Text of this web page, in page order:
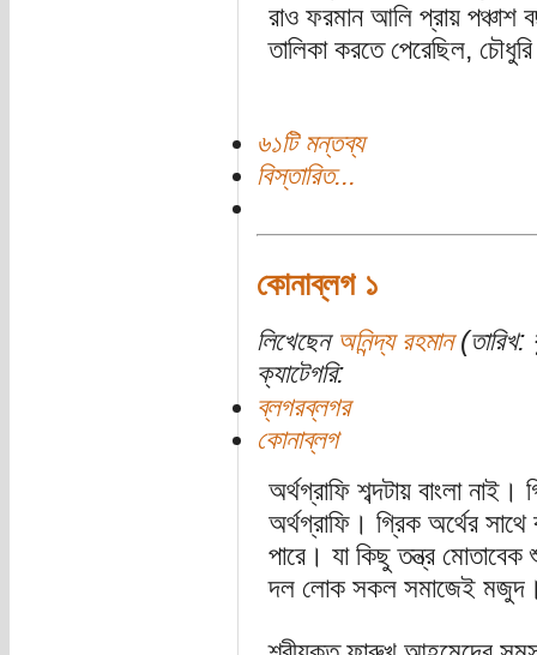
রাও ফরমান আলি প্রায়
তালিকা করতে পেরেছিল,
৬১টি মন্তব্য
বিস্তারিত...
কোনাব্লগ ১
লিখেছেন অনিন্দ্য রহমান(তারিখ:
ক্যাটেগরি:
ব্লগরব্লগর
কোনাব্লগ
অর্থগ্রাফি শব্দটায় বাংলা
অর্থগ্রাফি। গ্রিক অর্থের সাথে
পারে। যা কিছু তন্ত্র
দল লোক সকল সমাজেই মজুদ।